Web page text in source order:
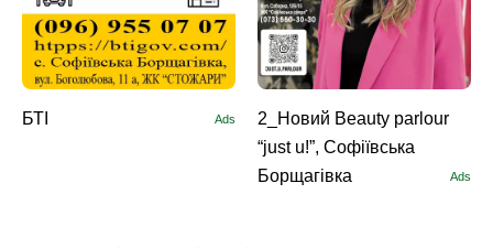
БТІ Ads
2_Новий Beauty parlour
“just u!”, Софіївська
Борщагівка
Ads